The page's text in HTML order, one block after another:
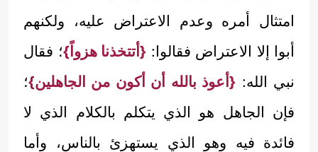
امتثال أمره وعدم الاعتراض عليه، ولكنهم
أبوا إلا الاعتراض فقالوا: {أتتخذنا هزواً}؛ فقال
نبي الله: {أعوذ بالله أن أكون من الجاهلين}؛
فإن الجاهل هو الذي يتكلم بالكلام الذي لا
فائدة فيه وهو الذي يستهزئ بالناس، وأما